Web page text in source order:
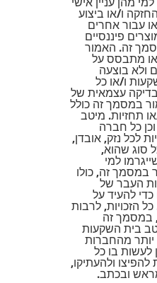
ו/או ביצוע
עבור אחרים
פיננסיים
זה. האמור
מתבסס על
ולא בוצעה
ו/או כל
עצמאית של
במסמך זה כולל
תחזיות. מיטב
כל חברה
לכל נזק, אובדן,
סוג שהוא,
למי
זה, כולו
העבר של
כדי להעיד על
הזכויות, לרבות
במסמך זה
בית השקעות
מהחברות
לעשות בו כל
ולהעתיקו,
ובכתב.